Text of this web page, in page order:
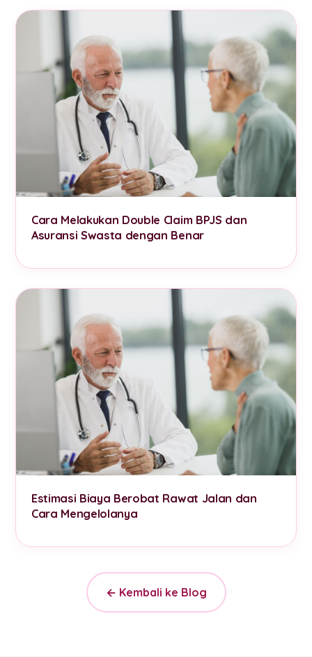
Cara Melakukan Double Claim BPJS dan
Asuransi Swasta dengan Benar
Estimasi Biaya Berobat Rawat Jalan dan
Cara Mengelolanya
← Kembali ke Blog